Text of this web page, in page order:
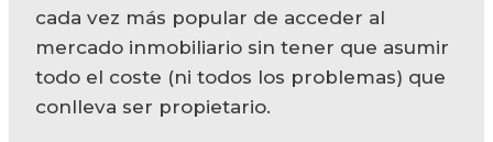
cada vez más popular de acceder al
mercado inmobiliario sin tener que asumir
todo el coste (ni todos los problemas) que
conlleva ser propietario.